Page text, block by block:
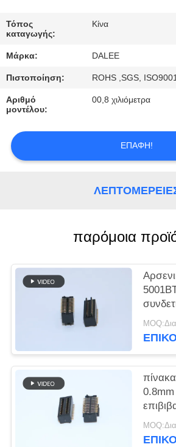
ΕΛΆΤΕ
ΣΕ
ΕΠΑΦΉ
ΖΗΤΉΣΤΕ
ΈΝΑ
SITEMAP
PRIVACY
POLICY
Τόπος
καταγωγής:
Κίνα
Μάρκα: DALEE
Πιστοποίηση: ROHS ,SGS,
Αριθμό
μοντέλου:
00,8 χιλιόμετρα
ΕΠΑΦΉ!
παρόμοια
πίσσα
0.8mm